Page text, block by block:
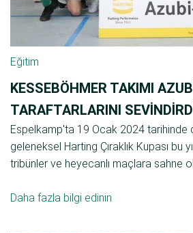
Eğitim
KESSEBÖHMER TAKIMI
TARAFTARLARINI
Espelkamp'ta 19 Ocak 2024 tarihinde
geleneksel Harting Çıraklık Kupası bu
tribünler ve heyecanlı maçlara sahne
Daha fazla bilgi edinin